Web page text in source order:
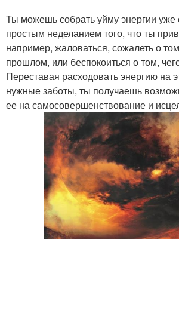
Ты можешь собрать уйму энергии
простым неделанием того, что ты
например, жаловаться, сожалеть о
прошлом, или беспокоиться о том,
Переставая расходовать энергию на
нужные заботы, ты получаешь
ее на самосовершенствование и